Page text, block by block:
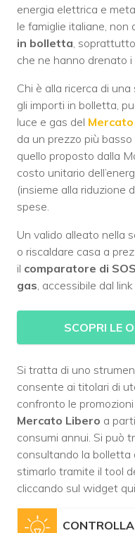
energia elettrica e
le famiglie italiane, non
in bolletta ,
che ne hanno drenato i
Chi è alla ricerca di
gli importi in bolletta,
luce e gas del
da un prezzo più
quello proposto dalla
costo unitario
(insieme alla riduzione
spese.
Un valido alleato nella
o riscaldare casa a
il comparatore di
gas , accessibile dal
SCOPRI LE
Si tratta di uno
consente ai titolari di
confronto le
Mercato Libero a
consumi annui. Si può
consultando la bolletta
stimarlo tramite il tool
cliccando sul widget